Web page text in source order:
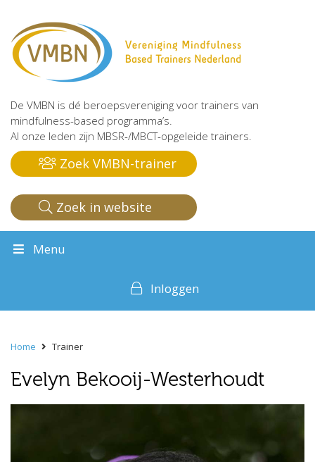
De VMBN is dé beroepsvereniging voor trainers van
mindfulness-based programma’s.
Al onze leden zijn MBSR-/MBCT-opgeleide trainers.
Zoek VMBN-trainer
Zoek in website
Menu
Inloggen
Home Trainer
Evelyn Bekooij-Westerhoudt